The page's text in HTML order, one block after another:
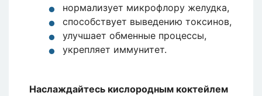
нормализует микрофлору желудка,
способствует выведению токсинов,
улучшает обменные процессы,
укрепляет иммунитет.
Наслаждайтесь кислородным коктейлем